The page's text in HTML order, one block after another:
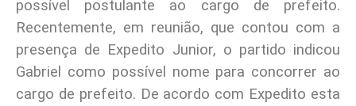
possível postulante ao cargo de prefeito.
Recentemente, em reunião, que contou com a
presença de Expedito Junior, o partido indicou
Gabriel como possível nome para concorrer ao
cargo de prefeito. De acordo com Expedito esta